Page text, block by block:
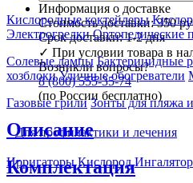
Кислородные коктейлеры
Электрогрелки Ортопедические
Солевые лампы Бактерицидные
хозблоки Уличные обогреватели
Газовые грили Зонты для пляжа
Для профилактики и лечения
Ирригаторы Кислород
Информация о доставке
Стоимость доставки: 350
Срок доставки: 1-2 дня
✓ При условии товара в
Возникли вопросы?
8 (800) 555-35-74
(по России бесплатно)
Описание
Комплектация